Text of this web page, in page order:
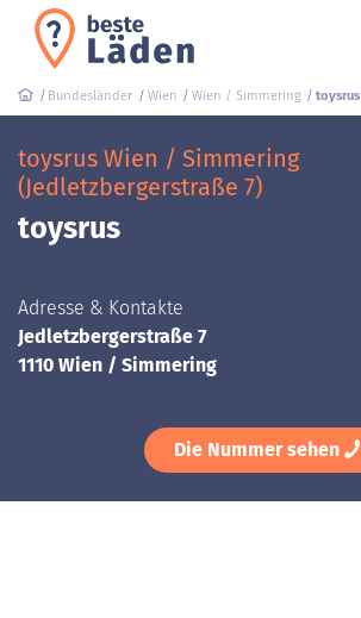
Bundesländer Wien Wien / Simmering toysrus
toysrus Wien / Simmering
(Jedletzbergerstraße 7)
toysrus
Adresse & Kontakte
Jedletzbergerstraße 7
1110 Wien / Simmering
Die Nummer sehen